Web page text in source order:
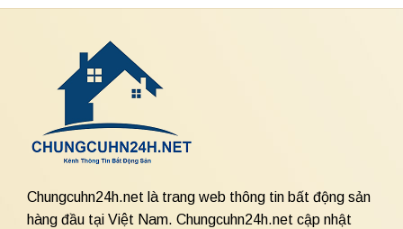
Chungcuhn24h.net là trang web thông tin bất động sản
hàng đầu tại Việt Nam. Chungcuhn24h.net cập nhật